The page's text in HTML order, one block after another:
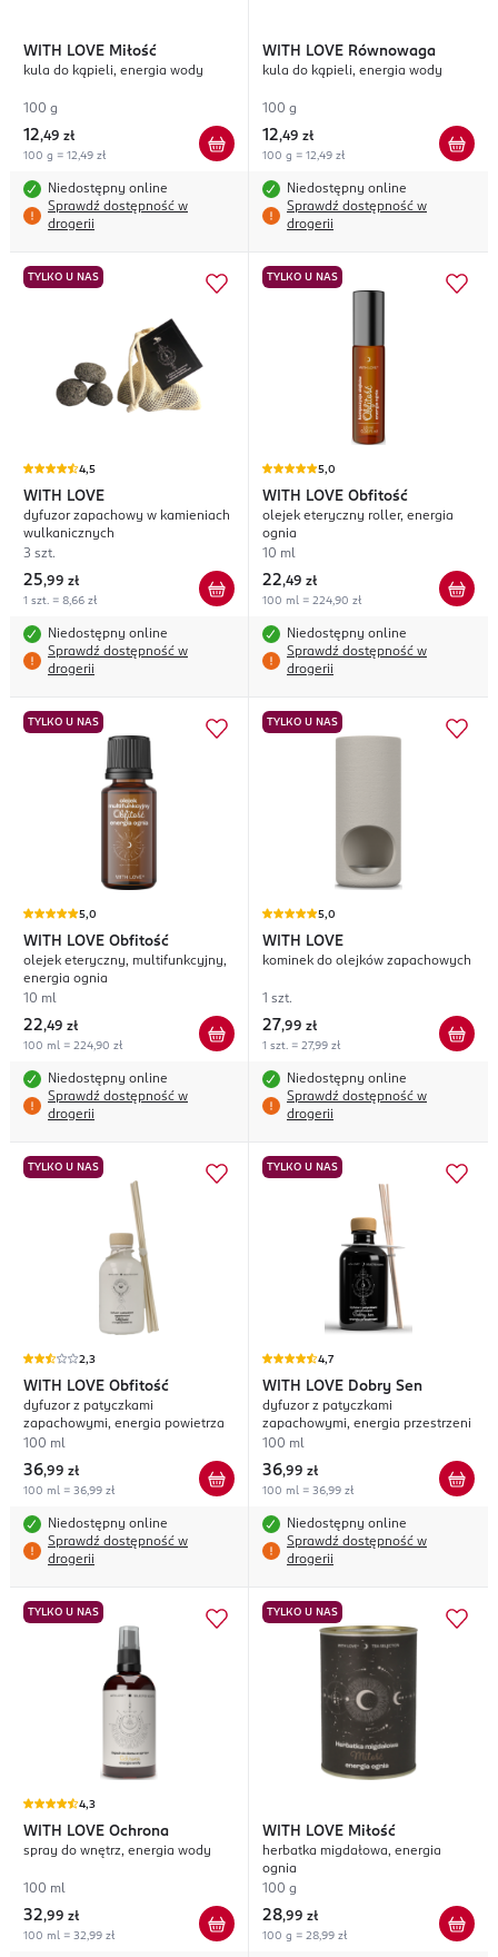
WITH LOVE Miłość
kula do kąpieli, energia wody
100 g
12,49 zł
100 g = 12,49 zł
Niedostępny online
Sprawdź dostępność w
drogerii
WITH LOVE Równowaga
kula do kąpieli, energia wody
100 g
12,49 zł
100 g = 12,49 zł
Niedostępny online
Sprawdź dostępność w
drogerii
TYLKO U NAS
4,5
WITH LOVE
dyfuzor zapachowy w kamieniach
wulkanicznych
3 szt.
25,99 zł
1 szt. = 8,66 zł
Niedostępny online
Sprawdź dostępność w
drogerii
TYLKO U NAS
5,0
WITH LOVE Obfitość
olejek eteryczny roller, energia
ognia
10 ml
22,49 zł
100 ml = 224,90 zł
Niedostępny online
Sprawdź dostępność w
drogerii
TYLKO U NAS
5,0
WITH LOVE Obfitość
olejek eteryczny, multifunkcyjny,
energia ognia
10 ml
22,49 zł
100 ml = 224,90 zł
Niedostępny online
Sprawdź dostępność w
drogerii
TYLKO U NAS
5,0
WITH LOVE
kominek do olejków zapachowych
1 szt.
27,99 zł
1 szt. = 27,99 zł
Niedostępny online
Sprawdź dostępność w
drogerii
TYLKO U NAS
2,3
WITH LOVE Obfitość
dyfuzor z patyczkami
zapachowymi, energia powietrza
100 ml
36,99 zł
100 ml = 36,99 zł
Niedostępny online
Sprawdź dostępność w
drogerii
TYLKO U NAS
4,7
WITH LOVE Dobry Sen
dyfuzor z patyczkami
zapachowymi, energia przestrzeni
100 ml
36,99 zł
100 ml = 36,99 zł
Niedostępny online
Sprawdź dostępność w
drogerii
TYLKO U NAS
4,3
WITH LOVE Ochrona
spray do wnętrz, energia wody
100 ml
32,99 zł
100 ml = 32,99 zł
TYLKO U NAS
WITH LOVE Miłość
herbatka migdałowa, energia
ognia
100 g
28,99 zł
100 g = 28,99 zł